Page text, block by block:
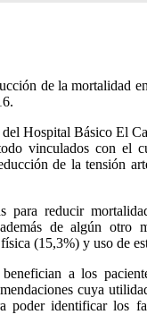
de la mortalidad
Hospital Básico El
vinculados con
de la tensión
reducir
de algún otro
(15,3%) y uso de
a los
cuya
poder identificar los